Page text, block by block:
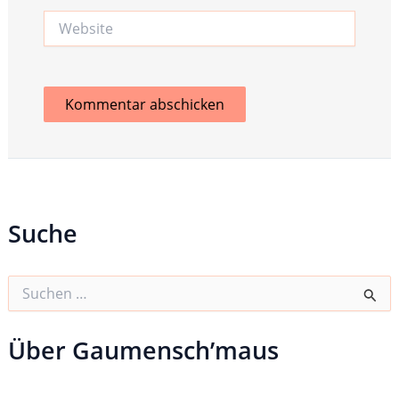
Website
Suche
h
e
Über Gaumensch’maus